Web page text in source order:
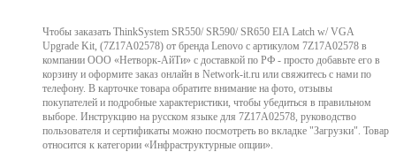
Чтобы заказать ThinkSystem SR550/ SR590/ SR650 EIA Latch w/ VGA
Upgrade Kit, (7Z17A02578) от бренда Lenovo с артикулом 7Z17A02578 в
компании ООО «Нетворк-АйТи» с доставкой по РФ - просто добавьте его в
корзину и оформите заказ онлайн в Network-it.ru или свяжитесь с нами по
телефону. В карточке товара обратите внимание на фото, отзывы
покупателей и подробные характеристики, чтобы убедиться в правильном
выборе. Инструкцию на русском языке для 7Z17A02578, руководство
пользователя и сертификаты можно посмотреть во вкладке "Загрузки". Товар
относится к категории «Инфраструктурные опции».